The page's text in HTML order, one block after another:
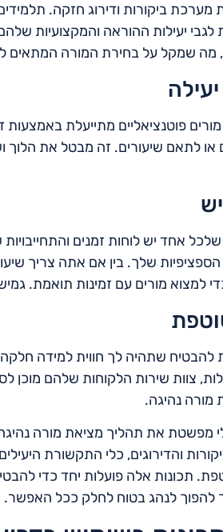
מערכת ביקורות ודירוג חזקה.
לגבי יעילות ההוראה והמקצועיות
מה שמקל על בחירת המורה המתאים
פוטנציאליים מתייעלת באמצעות
לתאם שיעורים. זה מבטל את הלוך
שלכל אחד יש לוחות זמנים
שלך. בין אם אתה צריך
למצוא מורים עם זמינות תואמת.
להבטיח שתהיה לך חווית למידה
צוות שירות הלקוחות שלהם מוכן
מורה נהיגה.
מפשטת את תהליך מציאת מורה
והדירוגים, כלי התקשורת
תכונות אלה פועלות יחד כדי
לנהג בטוח לחלק ככל האפשר.